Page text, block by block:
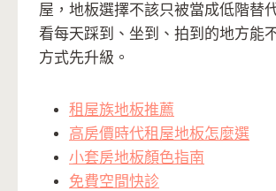
屋，地板選擇不該只被當成低階替
看每天踩到、坐到、拍到的地方能
方式先升級。
租屋族地板推薦
高房價時代租屋地板怎麼選
小套房地板顏色指南
免費空間快診